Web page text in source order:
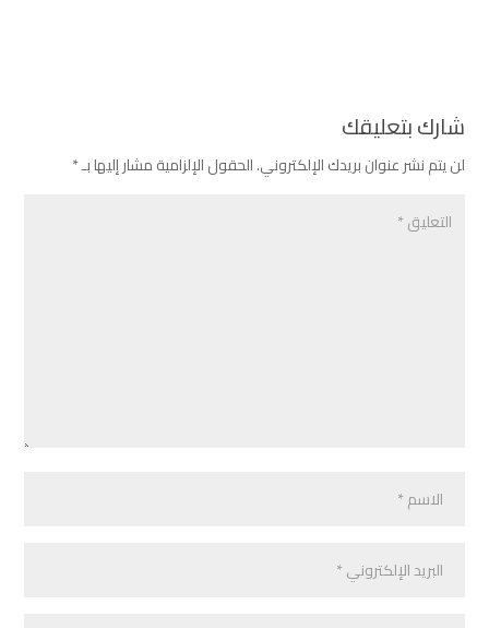
شارك بتعليقك
لن يتم نشر عنوان بريدك الإلكتروني.الحقول الإلزامية مشار إليها بـ*